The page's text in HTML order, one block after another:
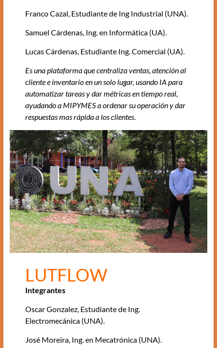
Franco Cazal, Estudiante de Ing Industrial (UNA).
Samuel Cárdenas, Ing. en Informática (UA).
Lucas Cárdenas, Estudiante Ing. Comercial (UA).
Es una plataforma que centraliza ventas, atención al
cliente e inventario en un solo lugar, usando IA para
automatizar tareas y dar métricas en tiempo real,
ayudando a MIPYMES a ordenar su operación y dar
respuestas mas rápida a los clientes.
LUTFLOW
Integrantes
Oscar Gonzalez, Estudiante de Ing.
Electromecánica (UNA).
José Moreira, Ing. en Mecatrónica (UNA).